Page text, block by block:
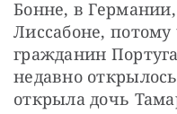
Бонне, в
Лиссабоне,
гражданин
недавно
открыла дочь